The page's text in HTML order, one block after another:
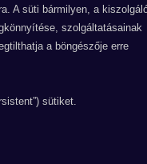
A süti bármilyen, a
szolgáltatásainak
a böngészője erre
sütiket.